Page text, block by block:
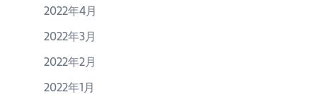
2022年4月
2022年3月
2022年2月
2022年1月